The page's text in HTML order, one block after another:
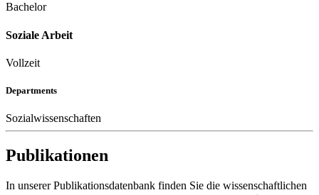
Bachelor
Soziale Arbeit
Vollzeit
Departments
Sozialwissenschaften
Publikationen
In unserer Publikationsdatenbank finden Sie die wissenschaftlichen